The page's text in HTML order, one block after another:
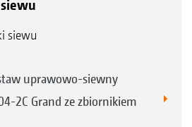
siewu
uprawowo-siewny
2C Grand ze zbiornikiem